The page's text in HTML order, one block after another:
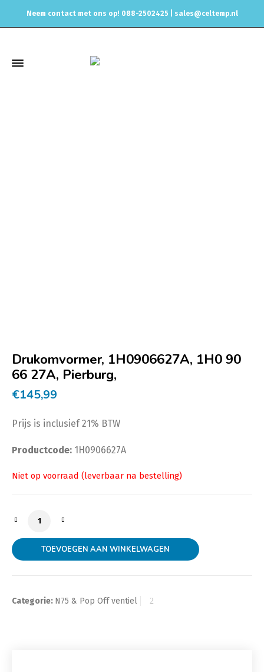
Neem contact met ons op! 088-2502425 | sales@celtemp.nl
Drukomvormer, 1H0906627A, 1H0 90
66 27A, Pierburg,
€145,99
Prijs is inclusief 21% BTW
Productcode: 1H0906627A
Drukomvormer, 1H0906627A, 1H0 90 66 27A,
TOEVOEGEN AAN WINKELWAGEN
Categorie: N75 & Pop Off ventiel